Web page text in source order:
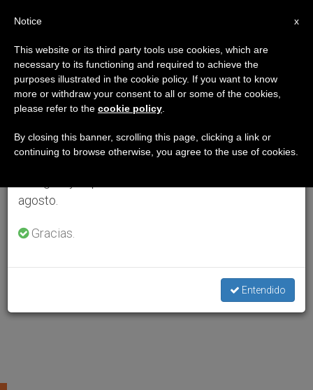
×
Aviso importante
Del 27 de julio al 7 de agosto haremos la pausa
anual, aprovechando que en el periodo de verano
se generan menos informaciones y también el
agosto.
Gracias.
Entendido
x
Notice
This website or its third party tools use cookies, which are
necessary to its functioning and required to achieve the
purposes illustrated in the cookie policy. If you want to know
more or withdraw your consent to all or some of the cookies,
please refer to the cookie policy
By closing this banner, scrolling this page, clicking a link or
continuing to browse otherwise, you agree to the use of cookies.